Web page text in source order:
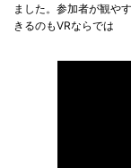
ました。参加者が観や
きるのもVRならでは